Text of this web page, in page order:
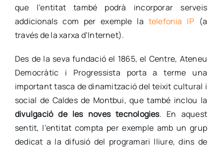
que l’entitat també podrà incorporar serveis
addicionals com per exemple la telefonia IP(a
través de la xarxa d’Internet).
Des de la seva fundació el 1865, el Centre, Ateneu
Democràtic i Progressista porta a terme una
important tasca de dinamització del teixit cultural i
social de Caldes de Montbui, que també inclou la
divulgació de les noves tecnologies. En aquest
sentit, l’entitat compta per exemple amb un grup
dedicat a la difusió del programari lliure, dins de